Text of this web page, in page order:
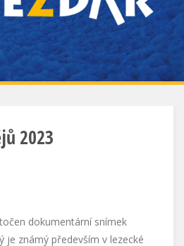
2023
dokumentární snímek
je známý především v lezecké